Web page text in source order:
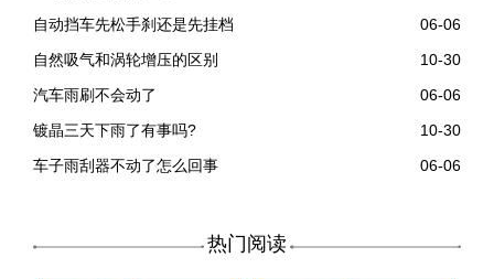
自动挡车先松手刹还是先挂档
06-06
自然吸气和涡轮增压的区别
10-30
汽车雨刷不会动了
06-06
镀晶三天下雨了有事吗?
10-30
车子雨刮器不动了怎么回事
06-06
热门阅读